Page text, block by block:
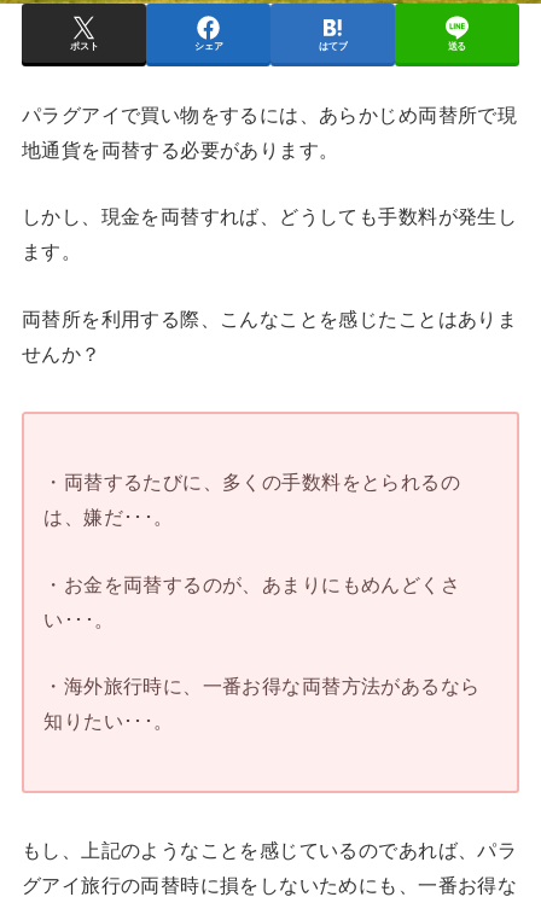
ポスト シェア はてブ 送る
パラグアイで買い物をするには、あらかじめ両替所で現
地通貨を両替する必要があります。
しかし、現金を両替すれば、どうしても手数料が発生し
ます。
両替所を利用する際、こんなことを感じたことはありま
せんか？
・両替するたびに、多くの手数料をとられるの
は、嫌だ･･･。
・お金を両替するのが、あまりにもめんどくさ
い･･･。
・海外旅行時に、一番お得な両替方法があるなら
知りたい･･･。
もし、上記のようなことを感じているのであれば、パラ
グアイ旅行の両替時に損をしないためにも、一番お得な